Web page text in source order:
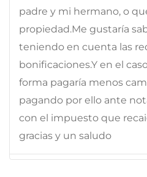
padre y mi hermano, o
propiedad.Me gustaría
teniendo en cuenta las
bonificaciones.Y en el
forma pagaría menos
pagando por ello ante
con el impuesto que
gracias y un saludo